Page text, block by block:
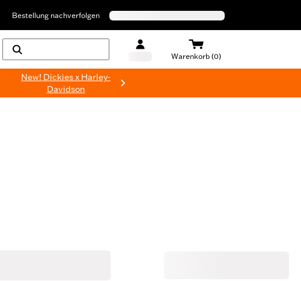
Bestellung nachverfolgen
Warenkorb (0)
New! Dickies x Harley-
Davidson